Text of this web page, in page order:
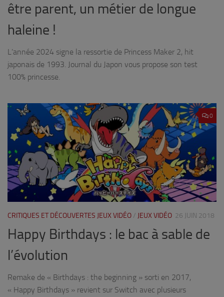
être parent, un métier de longue
haleine !
L’année 2024 signe la ressortie de Princess Maker 2, hit
japonais de 1993. Journal du Japon vous propose son test
100% princesse.
0
CRITIQUES ET DÉCOUVERTES JEUX VIDÉO / JEUX VIDÉO 26 JUIN 2018
Happy Birthdays : le bac à sable de
l’évolution
Remake de « Birthdays : the beginning » sorti en 2017,
« Happy Birthdays » revient sur Switch avec plusieurs